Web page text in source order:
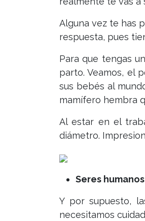
Alguna vez te has
respuesta, pues
Para que tengas
parto. Veamos, el
sus bebés al
mamífero hembra
Al estar en el
diámetro.
Seres humanos
Y por supuesto,
necesitamos